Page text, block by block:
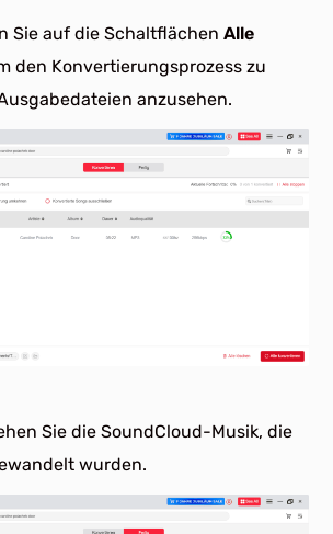
Sie auf die SchaltflächenAlle
den Konvertierungsprozess zu
anzusehen.
Sie die SoundCloud-Musik, die
wurden.